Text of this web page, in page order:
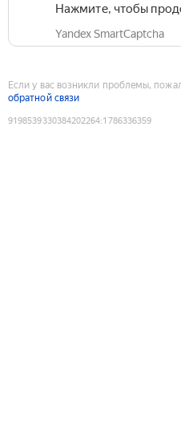
Нажмите, чтобы
Yandex SmartCaptcha
Если у вас возникли проблемы,
обратной связи
9198539330384202264:1786336359